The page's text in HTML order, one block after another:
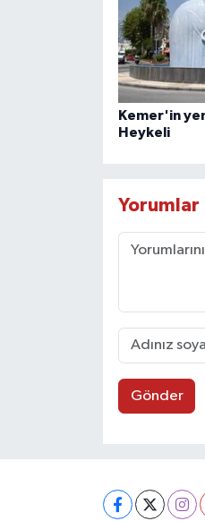
Kemer'in
Heykeli
Yorumlar
Gönder